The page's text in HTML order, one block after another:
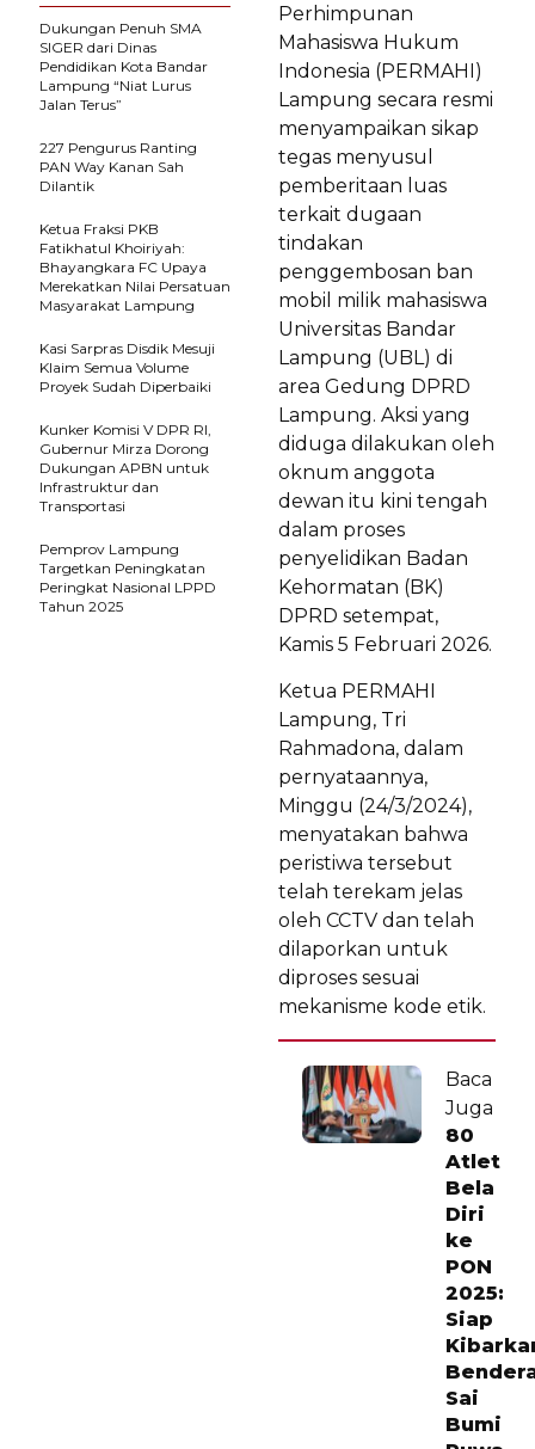
Perhimpunan
Mahasiswa Hukum
Indonesia (PERMAHI)
Lampung secara resmi
menyampaikan sikap
tegas menyusul
pemberitaan luas
terkait dugaan
tindakan
penggembosan ban
mobil milik mahasiswa
Universitas Bandar
Lampung (UBL) di
area Gedung DPRD
Lampung. Aksi yang
diduga dilakukan oleh
oknum anggota
dewan itu kini tengah
dalam proses
penyelidikan Badan
Kehormatan (BK)
DPRD setempat,
Kamis 5 Februari 2026.
Ketua PERMAHI
Lampung, Tri
Rahmadona, dalam
pernyataannya,
Minggu (24/3/2024),
menyatakan bahwa
peristiwa tersebut
telah terekam jelas
oleh CCTV dan telah
dilaporkan untuk
diproses sesuai
mekanisme kode etik.
Baca
Juga
80
Atlet
Bela
Diri
ke
PON
2025:
Siap
Sai
Bumi
Dukungan Penuh SMA
SIGER dari Dinas
Pendidikan Kota Bandar
Lampung “Niat Lurus
Jalan Terus”
227 Pengurus Ranting
PAN Way Kanan Sah
Dilantik
Ketua Fraksi PKB
Fatikhatul Khoiriyah:
Bhayangkara FC Upaya
Merekatkan Nilai Persatuan
Masyarakat Lampung
Kasi Sarpras Disdik Mesuji
Klaim Semua Volume
Proyek Sudah Diperbaiki
Kunker Komisi V DPR RI,
Gubernur Mirza Dorong
Dukungan APBN untuk
Infrastruktur dan
Transportasi
Pemprov Lampung
Targetkan Peningkatan
Peringkat Nasional LPPD
Tahun 2025